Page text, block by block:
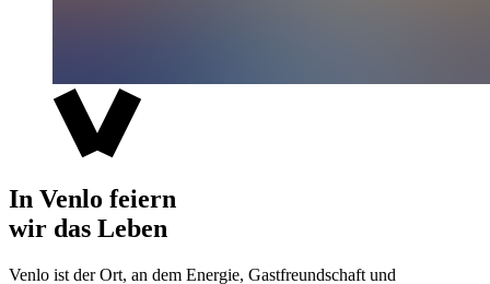
In Venlo feiern
wir das Leben
Venlo ist der Ort, an dem Energie, Gastfreundschaft und